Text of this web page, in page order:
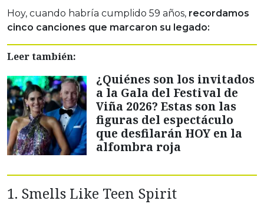
Hoy, cuando habría cumplido 59 años, recordamos
cinco canciones que marcaron su legado:
Leer también:
¿Quiénes son los invitados
a la Gala del Festival de
Viña 2026? Estas son las
figuras del espectáculo
que desfilarán HOY en la
alfombra roja
1. Smells Like Teen Spirit